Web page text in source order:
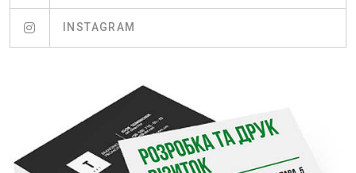
INSTAGRAM